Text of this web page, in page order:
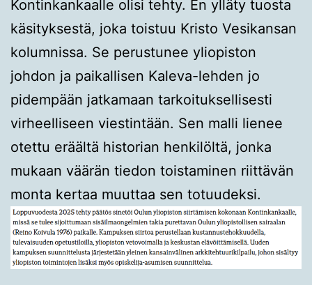
Kontinkankaalle olisi tehty. En ylläty tuosta
käsityksestä, joka toistuu Kristo Vesikansan
kolumnissa. Se perustunee yliopiston
johdon ja paikallisen Kaleva-lehden jo
pidempään jatkamaan tarkoituksellisesti
virheelliseen viestintään. Sen malli lienee
otettu eräältä historian henkilöltä, jonka
mukaan väärän tiedon toistaminen riittävän
monta kertaa muuttaa sen totuudeksi.